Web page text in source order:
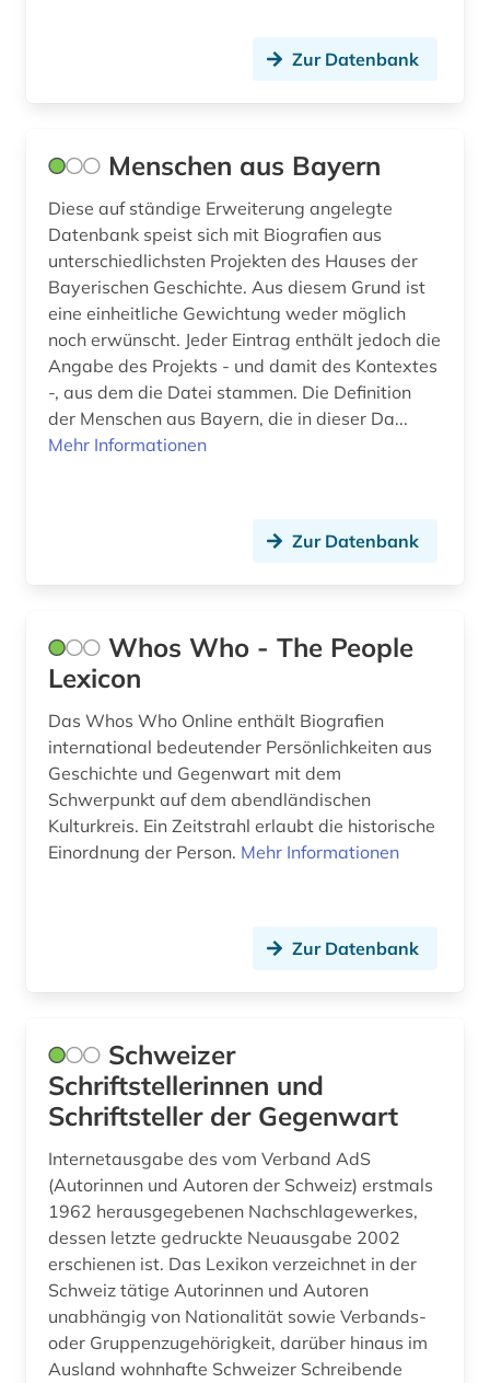
kulturfunktionär (1)
kulturwissenschaften (2)
kunst (8)
kunstausstellung (1)
kunstgeschichte (2)
kurve (1)
künstler:in (1)
künstlerisches werk (1)
landeskunde (5)
landschaftsarchitektin (1)
lehnemann (1)
liechtenstein (1)
literatur (23)
literaturwissenschaft (7)
ludwig (1)
ludwig van (1)
lusitanistik (1)
lyrik (2)
lyriker (2)
Zur Datenbank
Menschen aus Bayern
Diese auf ständige Erweiterung angelegte
Datenbank speist sich mit Biografien aus
unterschiedlichsten Projekten des Hauses der
Bayerischen Geschichte. Aus diesem Grund ist
eine einheitliche Gewichtung weder möglich
noch erwünscht. Jeder Eintrag enthält jedoch die
Angabe des Projekts - und damit des Kontextes
-, aus dem die Datei stammen. Die Definition
der Menschen aus Bayern, die in dieser Da...
Mehr Informationen
Zur Datenbank
Whos Who - The People
Lexicon
Das Whos Who Online enthält Biografien
international bedeutender Persönlichkeiten aus
Geschichte und Gegenwart mit dem
Schwerpunkt auf dem abendländischen
Kulturkreis. Ein Zeitstrahl erlaubt die historische
Einordnung der Person. Mehr Informationen
Zur Datenbank
Schweizer
Schriftstellerinnen und
Schriftsteller der Gegenwart
Internetausgabe des vom Verband AdS
(Autorinnen und Autoren der Schweiz) erstmals
1962 herausgegebenen Nachschlagewerkes,
dessen letzte gedruckte Neuausgabe 2002
erschienen ist. Das Lexikon verzeichnet in der
Schweiz tätige Autorinnen und Autoren
unabhängig von Nationalität sowie Verbands-
oder Gruppenzugehörigkeit, darüber hinaus im
Ausland wohnhafte Schweizer Schreibende